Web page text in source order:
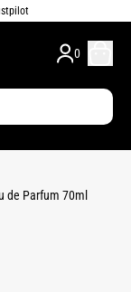
0
de Parfum 70ml